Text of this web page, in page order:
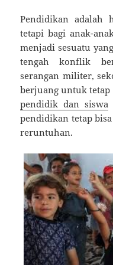
Pendidikan adalah
tetapi bagi anak-
menjadi sesuatu
tengah konflik
serangan militer,
berjuang untuk tetap
pendidik dan siswa
pendidikan tetap
reruntuhan.